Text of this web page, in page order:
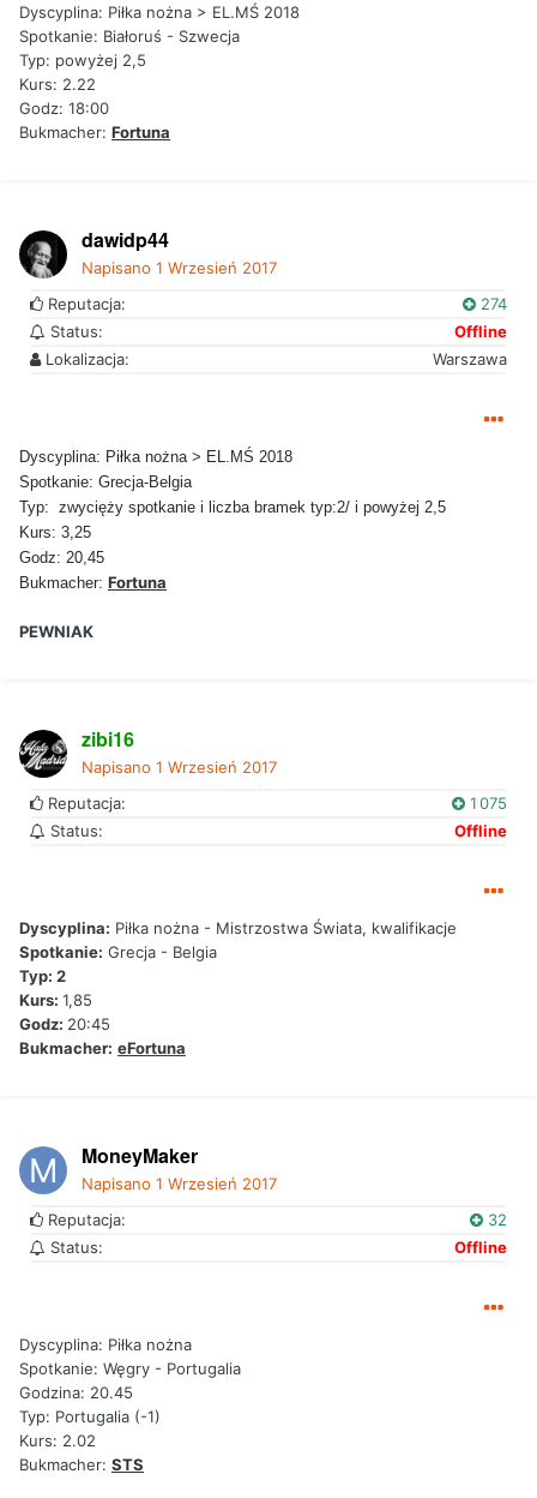
Dyscyplina: Piłka nożna > EL.MŚ 2018
Spotkanie: Białoruś - Szwecja
Typ: powyżej 2,5
Kurs: 2.22
Godz: 18:00
Bukmacher: Fortuna
dawidp44
Napisano 1 Wrzesień 2017
Reputacja:
274
Status:
Offline
Lokalizacja:
Warszawa
Dyscyplina: Piłka nożna > EL.MŚ 2018
Spotkanie: Grecja-Belgia
Typ: zwycięży spotkanie i liczba bramek typ:2/ i powyżej 2,5
Kurs: 3,25
Godz: 20,45
Bukmacher: Fortuna
PEWNIAK
zibi16
Napisano 1 Wrzesień 2017
Reputacja:
1 075
Status:
Offline
Dyscyplina: Piłka nożna - Mistrzostwa Świata, kwalifikacje
Spotkanie: Grecja - Belgia
Typ: 2
Kurs: 1,85
Godz: 20:45
Bukmacher: eFortuna
MoneyMaker
Napisano 1 Wrzesień 2017
Reputacja:
32
Status:
Offline
Dyscyplina: Piłka nożna
Spotkanie: Węgry - Portugalia
Godzina: 20.45
Typ: Portugalia (-1)
Kurs: 2.02
Bukmacher: STS